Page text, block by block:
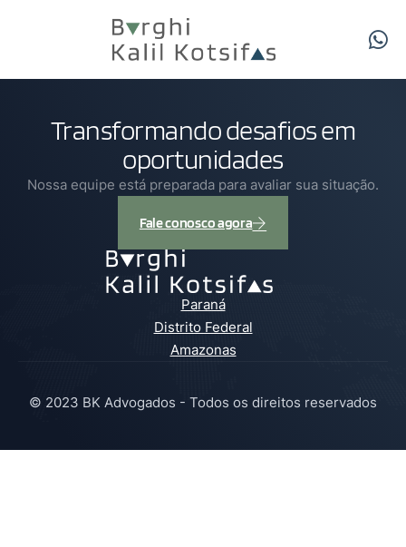
Transformando desafios em
oportunidades
Nossa equipe está preparada para avaliar sua situação.
Fale conosco agora
Paraná
Distrito Federal
Amazonas
© 2023 BK Advogados - Todos os direitos reservados